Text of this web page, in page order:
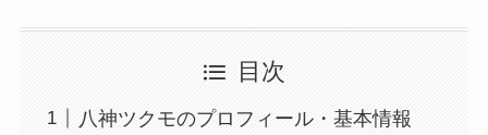
目次
八神ツクモのプロフィール・基本情報